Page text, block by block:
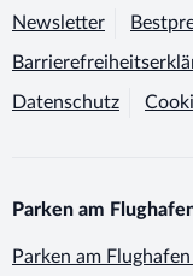
Newsletter
Datenschutz
Parken am
Parken am Flughafen